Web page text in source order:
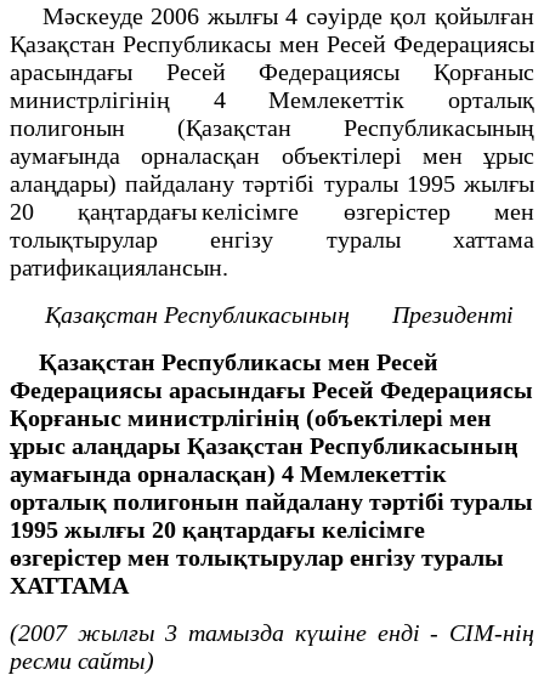
Мәскеуде 2006 жылғы 4 сәуірде қол қойылған
Қазақстан Республикасы мен Ресей Федерациясы
арасындағы Ресей Федерациясы Қорғаныс
министрлігінің 4 Мемлекеттік орталық
полигонын (Қазақстан Республикасының
аумағында орналасқан объектілері мен ұрыс
алаңдары) пайдалану тәртібі туралы 1995 жылғы
20 қаңтардағы келісімге өзгерістер мен
толықтырулар енгізу туралы хаттама
ратификациялансын.
Қазақстан Республикасының
Президенті
Қазақстан Республикасы мен Ресей
Федерациясы арасындағы Ресей Федерациясы
Қорғаныс министрлігінің (объектілері мен
ұрыс алаңдары Қазақстан Республикасының
аумағында орналасқан) 4 Мемлекеттік
орталық полигонын пайдалану тәртібі туралы
1995 жылғы 20 қаңтардағы келісімге
өзгерістер мен толықтырулар енгізу туралы
ХАТТАМА
(2007 жылғы 3 тамызда күшіне енді - СІМ-нің
ресми сайты)